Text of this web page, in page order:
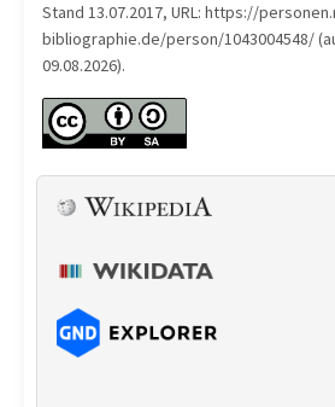
Stand 13.07.2017, URL: https://
bibliographie.de/person/1043004548/
09.08.2026).